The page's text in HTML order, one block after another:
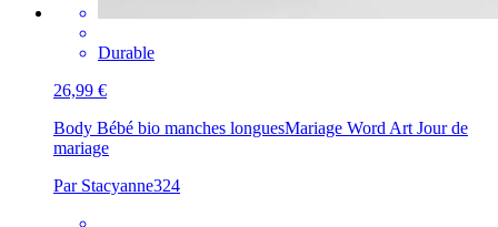
Durable
26,99 €
Body Bébé bio manches longuesMariage Word Art Jour de
mariage
Par Stacyanne324